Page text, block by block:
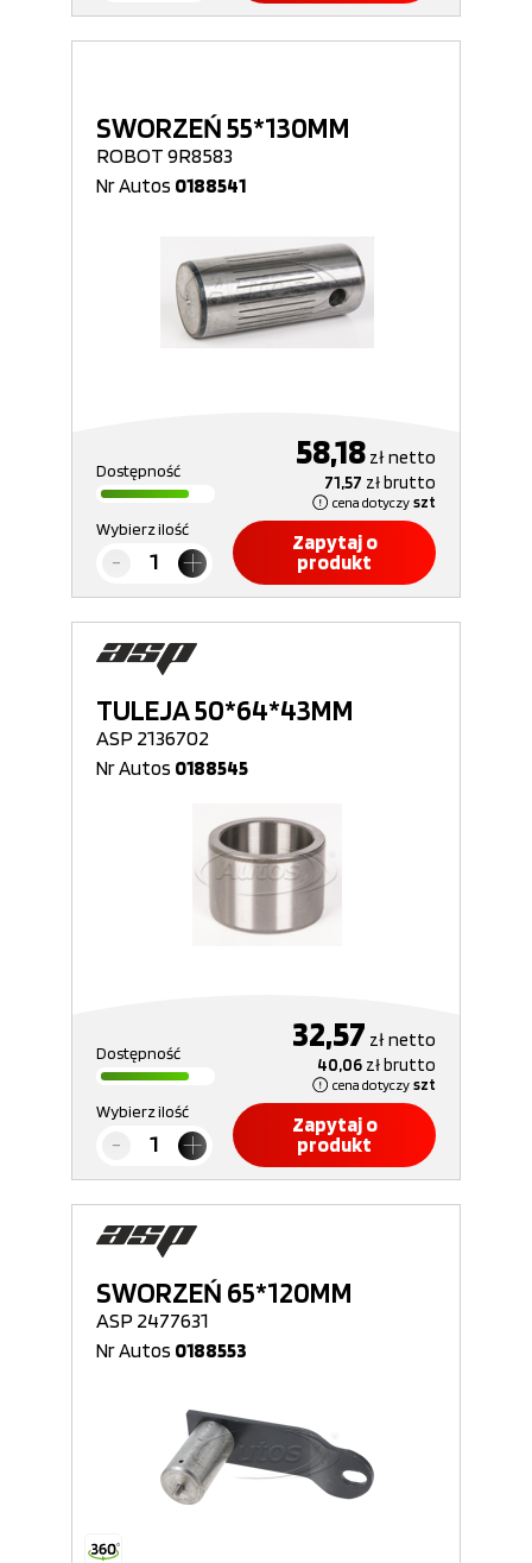
SWORZEŃ 55*130MM
ROBOT 9R8583
Nr Autos 0188541
Dostępność 58,18 złnetto
71,57 złbrutto
cena dotyczy szt
Wybierz ilość
Zapytaj o
produkt
TULEJA 50*64*43MM
ASP 2136702
Nr Autos 0188545
Dostępność 32,57 złnetto
40,06 złbrutto
cena dotyczy szt
Wybierz ilość
Zapytaj o
produkt
SWORZEŃ 65*120MM
ASP 2477631
Nr Autos 0188553